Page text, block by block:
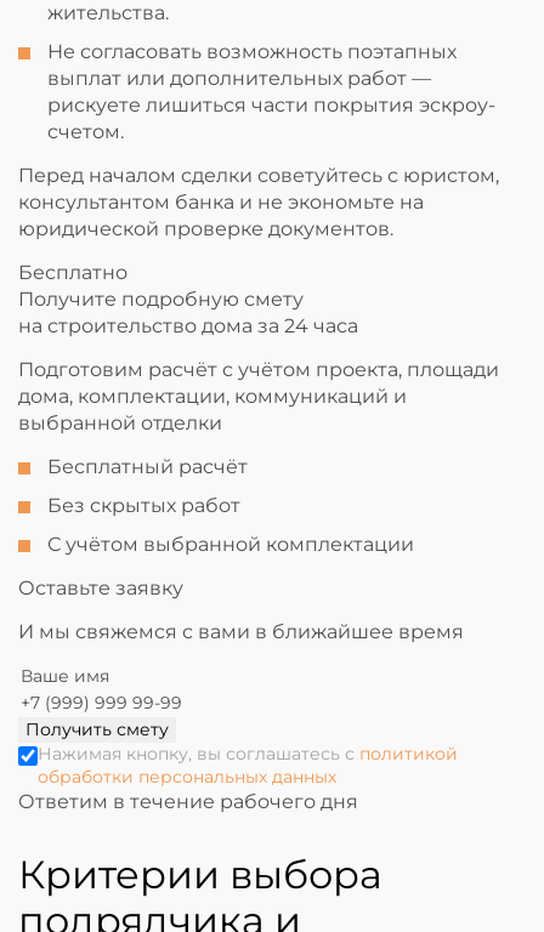
жительства.
Не согласовать возможность поэтапных
выплат или дополнительных работ —
рискуете лишиться части покрытия эскроу-
счетом.
Перед началом сделки советуйтесь с юристом,
консультантом банка и не экономьте на
юридической проверке документов.
Бесплатно
Получите подробную смету
на строительство дома за 24 часа
Подготовим расчёт с учётом проекта, площади
дома, комплектации, коммуникаций и
выбранной отделки
Бесплатный расчёт
Без скрытых работ
С учётом выбранной комплектации
Оставьте заявку
И мы свяжемся с вами в ближайшее время
Получить смету
Нажимая кнопку, вы соглашатесь с политикой
обработки персональных данных
Ответим в течение рабочего дня
Критерии выбора
подрядчика и